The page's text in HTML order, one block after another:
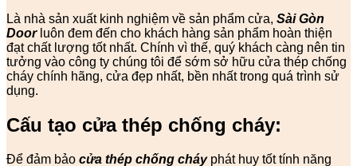
Là nhà sản xuất kinh nghiệm về sản phẩm cửa, Sài Gòn
Doorluôn đem đến cho khách hàng sản phẩm hoàn thiện
đạt chất lượng tốt nhất. Chính vì thế, quý khách càng nên tin
tưởng vào công ty chúng tôi để sớm sở hữu cửa thép chống
cháy chính hãng, cửa đẹp nhất, bền nhất trong quá trình sử
dụng.
Cấu tạo cửa thép chống cháy:
Để đảm bảo cửa thép chống cháyphát huy tốt tính năng